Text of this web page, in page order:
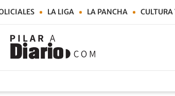
LA LIGA LA PANCHA CULTURA